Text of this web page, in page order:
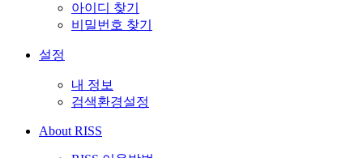
아이디 찾기
비밀번호 찾기
설정
내 정보
검색환경설정
About RISS